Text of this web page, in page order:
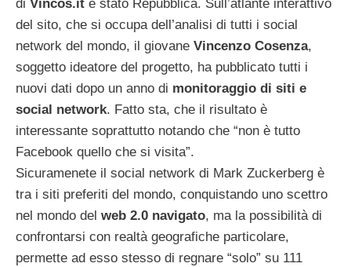
di Vincos.it è stato Repubblica. Sull’atlante interattivo
del sito, che si occupa dell’analisi di tutti i social
network del mondo, il giovane Vincenzo Cosenza,
soggetto ideatore del progetto, ha pubblicato tutti i
nuovi dati dopo un anno di monitoraggio di siti e
social network. Fatto sta, che il risultato è
interessante soprattutto notando che “non è tutto
Facebook quello che si visita”.
Sicuramenete il social network di Mark Zuckerberg è
tra i siti preferiti del mondo, conquistando uno scettro
nel mondo del web 2.0 navigato, ma la possibilità di
confrontarsi con realtà geografiche particolare,
permette ad esso stesso di regnare “solo” su 111